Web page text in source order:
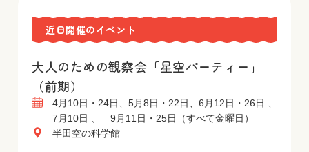
近日開催のイベント
大人のための観察会「星空パーティー」
（前期）
4月10日・24日、5月8日・22日、6月12日・26日 、
7月10日 、 9月11日・25日（すべて金曜日）
半田空の科学館